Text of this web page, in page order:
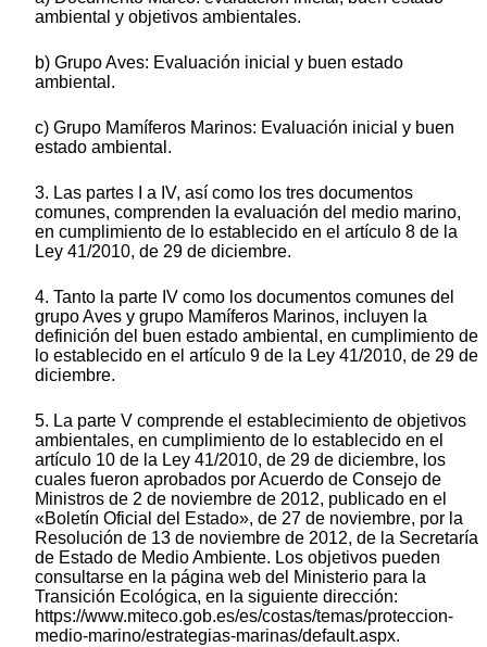
ambiental y objetivos ambientales.
b) Grupo Aves: Evaluación inicial y buen estado
ambiental.
c) Grupo Mamíferos Marinos: Evaluación inicial y buen
estado ambiental.
3. Las partes I a IV, así como los tres documentos
comunes, comprenden la evaluación del medio marino,
en cumplimiento de lo establecido en el artículo 8 de la
Ley 41/2010, de 29 de diciembre.
4. Tanto la parte IV como los documentos comunes del
grupo Aves y grupo Mamíferos Marinos, incluyen la
definición del buen estado ambiental, en cumplimiento de
lo establecido en el artículo 9 de la Ley 41/2010, de 29 de
diciembre.
5. La parte V comprende el establecimiento de objetivos
ambientales, en cumplimiento de lo establecido en el
artículo 10 de la Ley 41/2010, de 29 de diciembre, los
cuales fueron aprobados por Acuerdo de Consejo de
Ministros de 2 de noviembre de 2012, publicado en el
«Boletín Oficial del Estado», de 27 de noviembre, por la
Resolución de 13 de noviembre de 2012, de la Secretaría
de Estado de Medio Ambiente. Los objetivos pueden
consultarse en la página web del Ministerio para la
Transición Ecológica, en la siguiente dirección:
https://www.miteco.gob.es/es/costas/temas/proteccion-
medio-marino/estrategias-marinas/default.aspx.